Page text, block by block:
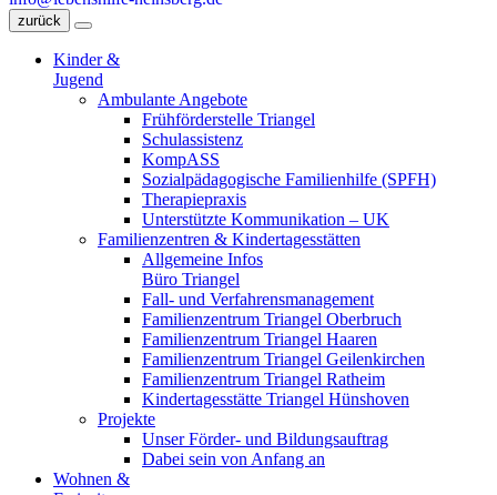
zurück
Kinder &
Jugend
Ambulante Angebote
Frühförderstelle Triangel
Schulassistenz
KompASS
Sozialpädagogische Familienhilfe (SPFH)
Therapiepraxis
Unterstützte Kommunikation – UK
Familienzentren & Kindertagesstätten
Allgemeine Infos
Büro Triangel
Fall- und Verfahrensmanagement
Familienzentrum Triangel Oberbruch
Familienzentrum Triangel Haaren
Familienzentrum Triangel Geilenkirchen
Familienzentrum Triangel Ratheim
Kindertagesstätte Triangel Hünshoven
Projekte
Unser Förder- und Bildungsauftrag
Dabei sein von Anfang an
Wohnen &